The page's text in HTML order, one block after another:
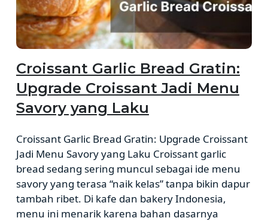
Croissant Garlic Bread Gratin:
Upgrade Croissant Jadi Menu
Savory yang Laku
Croissant Garlic Bread Gratin: Upgrade Croissant
Jadi Menu Savory yang Laku Croissant garlic
bread sedang sering muncul sebagai ide menu
savory yang terasa “naik kelas” tanpa bikin dapur
tambah ribet. Di kafe dan bakery Indonesia,
menu ini menarik karena bahan dasarnya